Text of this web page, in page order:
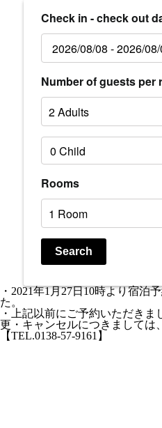
Check in - check out
Number of guests per
Rooms
Search
・2021年1月27日10時より宿泊
た。
・上記以前にご予約いただき
更・キャンセルにつきましては
【TEL.0138-57-9161】